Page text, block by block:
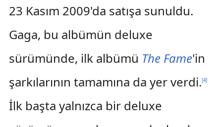
23 Kasım 2009'da satışa sunuldu.
Gaga, bu albümün deluxe
sürümünde, ilk albümü The Fame'in
şarkılarının tamamına da yer verdi.[4]
İlk başta yalnızca bir deluxe